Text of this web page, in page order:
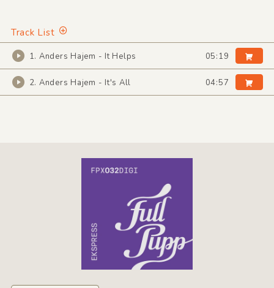
Track List
1. Anders Hajem - It Helps 05:19
2. Anders Hajem - It's All 04:57